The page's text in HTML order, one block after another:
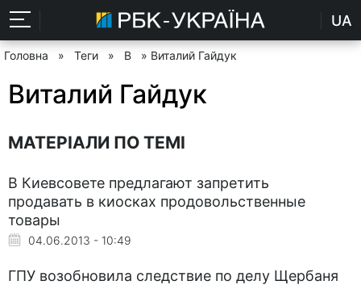
UA
Головна » Теги » В » Виталий Гайдук
Виталий Гайдук
МАТЕРІАЛИ ПО ТЕМІ
В Киевсовете предлагают запретить
продавать в киосках продовольственные
товары
04.06.2013 - 10:49
ГПУ возобновила следствие по делу Щербаня